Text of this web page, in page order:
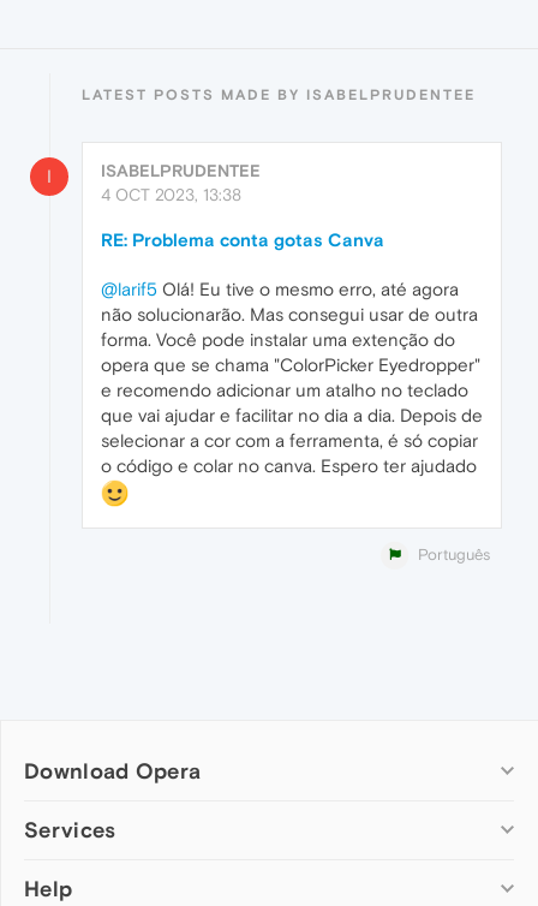
LATEST POSTS MADE BY ISABELPRUDENTEE
I
ISABELPRUDENTEE
4 OCT 2023, 13:38
RE: Problema conta gotas Canva
@larif5 Olá! Eu tive o mesmo erro, até agora
não solucionarão. Mas consegui usar de outra
forma. Você pode instalar uma extenção do
opera que se chama "ColorPicker Eyedropper"
e recomendo adicionar um atalho no teclado
que vai ajudar e facilitar no dia a dia. Depois de
selecionar a cor com a ferramenta, é só copiar
o código e colar no canva. Espero ter ajudado
Português
Download Opera
Computer browsers
Opera for Mac
Services
Add-ons
Help